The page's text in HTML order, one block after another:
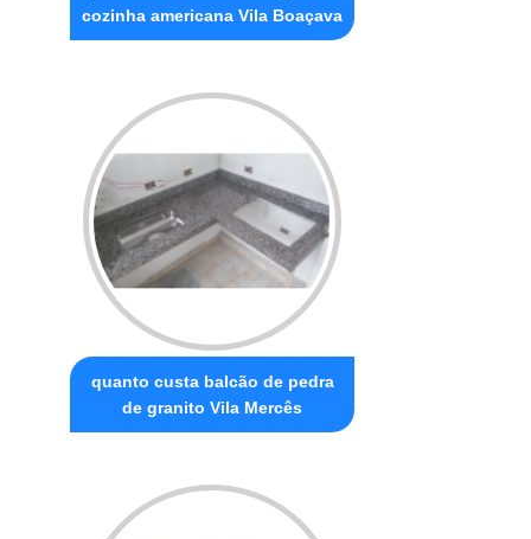
cozinha americana Vila Boaçava
quanto custa balcão de pedra
de granito Vila Mercês